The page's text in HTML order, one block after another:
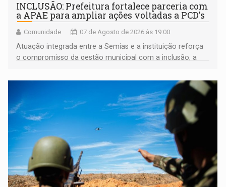
INCLUSÃO: Prefeitura fortalece parceria com
a APAE para ampliar ações voltadas a PCD's
Comunidade 07 de Agosto de 2026 às 19:00
Atuação integrada entre a Semias e a instituição reforça
o compromisso da gestão municipal com a inclusão, a